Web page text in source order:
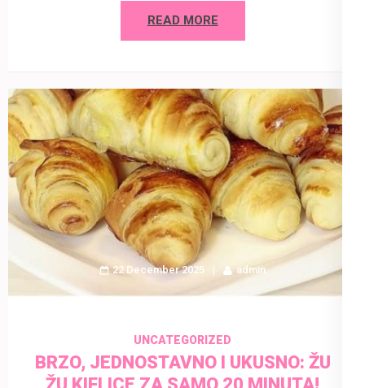
READ MORE
22 December 2025 admin
UNCATEGORIZED
BRZO, JEDNOSTAVNO I UKUSNO: ŽU